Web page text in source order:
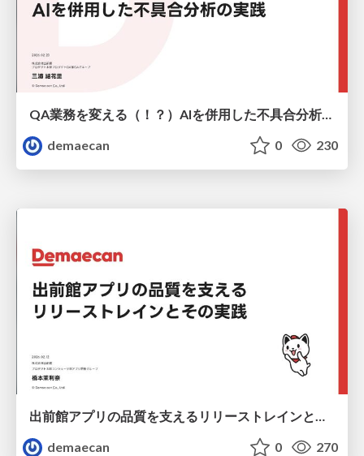
QA業務を変える（！？） AIを併用した不具合分析の実践
demaecan
0 230
出前館アプリの品質を支えるリリーストレインとその実践
demaecan
0 270